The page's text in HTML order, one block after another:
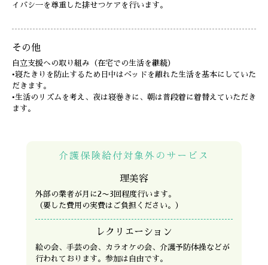
イバシ一を尊重した排せつケアを行います。
その他
自立支援への取り組み（在宅での生活を継続）
•寝たきりを防止するため日中はベッドを離れた生活を基本にしていた
だきます。
•生活のリズムを考え、夜は寝巻きに、朝は普段着に着替えていただき
ます。
介護保険給付対象外のサービス
理美容
外部の業者が月に2〜3回程度行います。
（要した費用の実費はご負担ください。）
レクリエーション
絵の会、手芸の会、カラオケの会、介護予防体操などが
行われております。参加は自由です。